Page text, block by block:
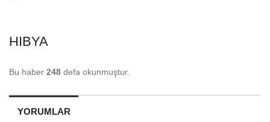
HIBYA
Bu haber 248 defa okunmuştur.
YORUMLAR